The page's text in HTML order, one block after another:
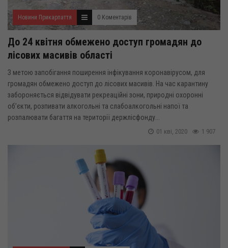
Новини Прикарпаття 0 Коментарів
До 24 квітня обмежено доступ громадян до
лісових масивів області
З метою запобігання поширення інфікування коронавірусом, для
громадян обмежено доступ до лісових масивів. На час карантину
забороняється відвідувати рекреаційні зони, природні охоронні
об’єкти, розпивати алкогольні та слабоалкогольні напої та
розпалювати багаття на території держлісфонду...
1 907
01 кві, 2020